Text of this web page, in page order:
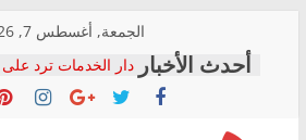
content
الجمعة, أغسطس 7, 2026
دار الخدمات ترد على
بعد مؤتمره الصحفي:
معاناة أصحاب